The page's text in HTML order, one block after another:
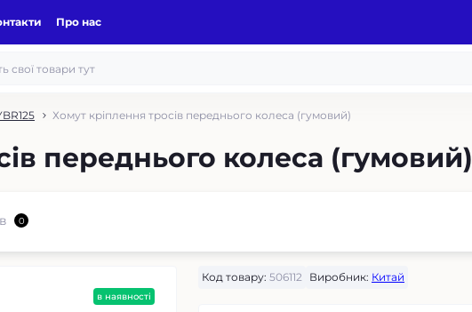
Про нас
Хомут кріплення тросів переднього колеса (гумовий)
переднього колеса (гумовий)
0
в наявності
Код товару: 506112 Виробник: Китай